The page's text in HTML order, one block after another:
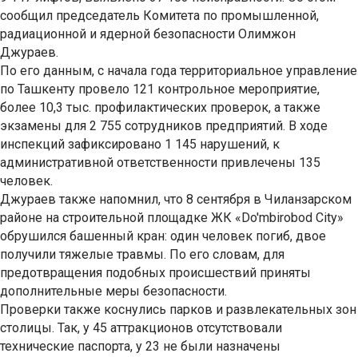
сообщил председатель Комитета по промышленной,
радиационной и ядерной безопасности Олимжон
Джураев.
По его данным, с начала года территориальное управление
по Ташкенту провело 121 контрольное мероприятие,
более 10,3 тыс. профилактических проверок, а также
экзамены для 2 755 сотрудников предприятий. В ходе
инспекций зафиксировано 1 145 нарушений, к
административной ответственности привлечены 135
человек.
Джураев также напомнил, что 8 сентября в Чиланзарском
районе на строительной площадке ЖК «Do'mbirobod City»
обрушился башенный кран: один человек погиб, двое
получили тяжелые травмы. По его словам, для
предотвращения подобных происшествий приняты
дополнительные меры безопасности.
Проверки также коснулись парков и развлекательных зон
столицы. Так, у 45 аттракционов отсутствовали
технические паспорта, у 23 не были назначены